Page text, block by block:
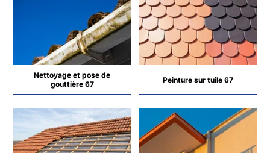
Nettoyage et pose de
gouttière 67
Peinture sur tuile 67